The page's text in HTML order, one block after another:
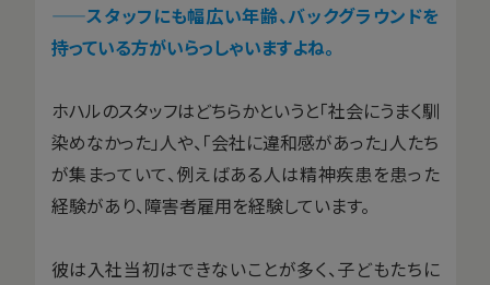
——スタッフにも幅広い年齢、バックグラウンドを
持っている方がいらっしゃいますよね。
ホハルのスタッフはどちらかというと「社会にうまく馴
染めなかった」人や、「会社に違和感があった」人たち
が集まっていて、例えばある人は精神疾患を患った
経験があり、障害者雇用を経験しています。
彼は入社当初はできないことが多く、子どもたちに